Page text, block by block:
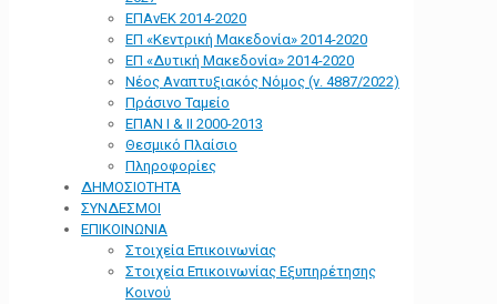
ΕΠΑνΕΚ 2014-2020
ΕΠ «Kεντρική Μακεδονία» 2014-2020
ΕΠ «Δυτική Μακεδονία» 2014-2020
Νέος Αναπτυξιακός Νόμος (ν. 4887/2022)
Πράσινο Ταμείο
ΕΠΑΝ Ι & ΙΙ 2000-2013
Θεσμικό Πλαίσιο
Πληροφορίες
ΔΗΜΟΣΙΟΤΗΤΑ
ΣΥΝΔΕΣΜΟΙ
ΕΠΙΚΟΙΝΩΝΙΑ
Στοιχεία Επικοινωνίας
Στοιχεία Επικοινωνίας Εξυπηρέτησης
Κοινού